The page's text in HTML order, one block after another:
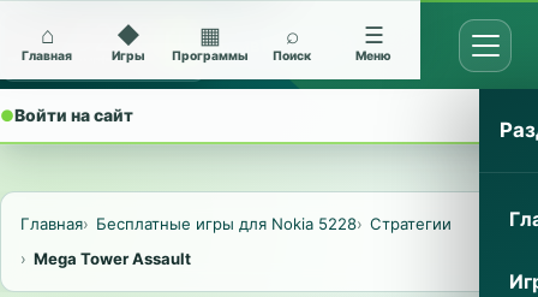
Архив Nokia 5228
●Войти на сайт
⌂
Главная
◆
Игры
▦
Программы
⌕
Поиск
☰
Меню
Главная Бесплатные игры для Nokia 5228
Стратегии
Mega Tower Assault